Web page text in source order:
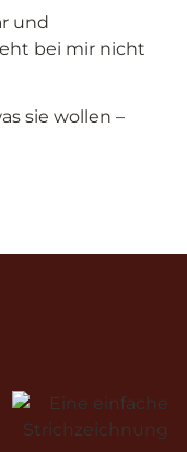
und
bei mir nicht
sie wollen –